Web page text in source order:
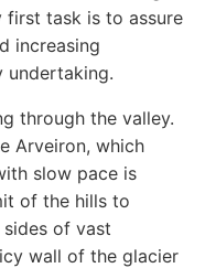
first task is to assure
increasing
undertaking.
through the valley.
Arveiron, which
slow pace is
of the hills to
of vast
wall of the glacier